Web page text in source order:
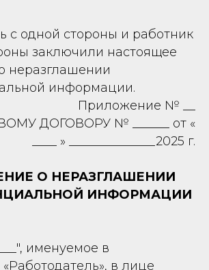
с одной стороны и работник
заключили настоящее
неразглашении
информации.
Приложение № __
ДОГОВОРУ № ______ от «
____ » ______________2025 г.
О НЕРАЗГЛАШЕНИИ
ИНФОРМАЦИИ
именуемое в
в лице